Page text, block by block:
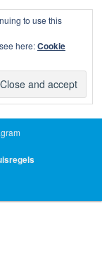
to use this
here:Cookie